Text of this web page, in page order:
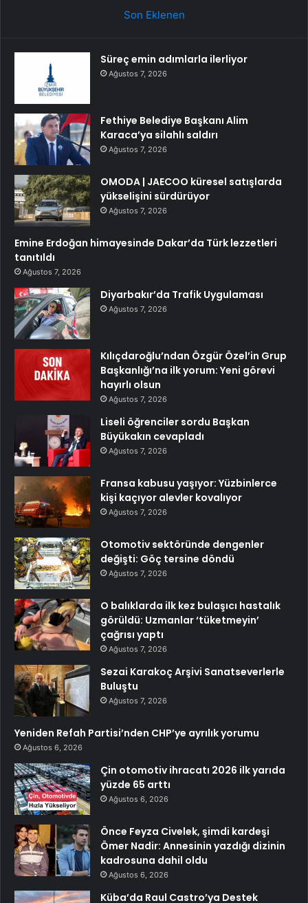
Son Eklenen
Süreç emin adımlarla ilerliyor
Ağustos 7, 2026
Fethiye Belediye Başkanı Alim
Karaca’ya silahlı saldırı
Ağustos 7, 2026
OMODA | JAECOO küresel satışlarda
yükselişini sürdürüyor
Ağustos 7, 2026
Emine Erdoğan himayesinde Dakar’da Türk lezzetleri
tanıtıldı
Ağustos 7, 2026
Diyarbakır’da Trafik Uygulaması
Ağustos 7, 2026
Kılıçdaroğlu’ndan Özgür Özel’in Grup
Başkanlığı’na ilk yorum: Yeni görevi
hayırlı olsun
Ağustos 7, 2026
Liseli öğrenciler sordu Başkan
Büyükakın cevapladı
Ağustos 7, 2026
Fransa kabusu yaşıyor: Yüzbinlerce
kişi kaçıyor alevler kovalıyor
Ağustos 7, 2026
Otomotiv sektöründe dengenler
değişti: Göç tersine döndü
Ağustos 7, 2026
O balıklarda ilk kez bulaşıcı hastalık
görüldü: Uzmanlar ‘tüketmeyin’
çağrısı yaptı
Ağustos 7, 2026
Sezai Karakoç Arşivi Sanatseverlerle
Buluştu
Ağustos 7, 2026
Yeniden Refah Partisi’nden CHP’ye ayrılık yorumu
Ağustos 6, 2026
Çin otomotiv ihracatı 2026 ilk yarıda
yüzde 65 arttı
Ağustos 6, 2026
Önce Feyza Civelek, şimdi kardeşi
Ömer Nadir: Annesinin yazdığı dizinin
kadrosuna dahil oldu
Ağustos 6, 2026
Küba’da Raul Castro’ya Destek